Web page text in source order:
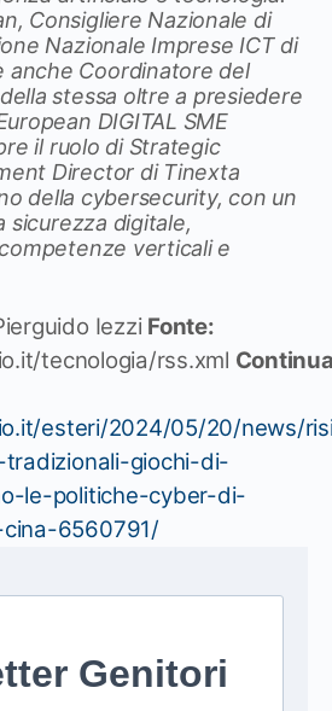
Consigliere Nazionale di
Nazionale Imprese ICT di
anche Coordinatore del
stessa oltre a presiedere
DIGITAL SME
il ruolo di Strategic
Director di Tinexta
della cybersecurity, con un
sicurezza digitale,
verticali e
Iezzi Fonte:
tecnologia/rss.xml
esteri/2024/05/20/news/
giochi-di-
le-politiche-cyber-di-
6560791/